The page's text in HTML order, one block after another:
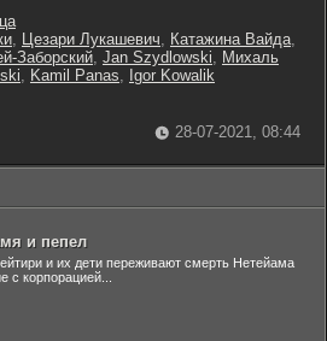
, Цезари Лукашевич, Катажина Вайда,
Заборский, Jan Szydlowski, Михаль
, Kamil Panas, Igor Kowalik
28-07-2021, 08:44
и пепел
и их дети переживают смерть Нетейама
с корпорацией...